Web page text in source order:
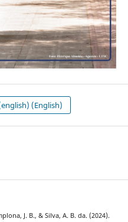
(English)
J. B., & Silva, A. B. da. (2024).